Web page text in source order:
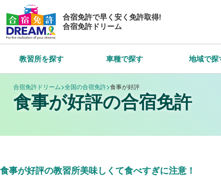
合宿免許で早く安く免許取得!
合宿免許ドリーム
教習所を探す 車種で探す 地域で探
合宿免許ドリーム 全国の合宿免許 食事が好評
食事が好評の合宿免許
食事が好評の教習所美味しくて食べすぎに注意！